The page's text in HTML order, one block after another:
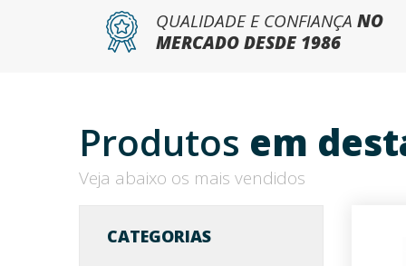
QUALIDADE E CONFIANÇA NO
MERCADO DESDE 1986
Produtos em
Veja abaixo os mais vendidos
CATEGORIAS